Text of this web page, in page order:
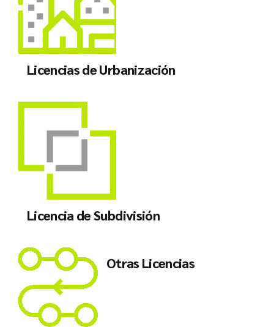
Licencias de Urbanización
Licencia de Subdivisión
Otras Licencias